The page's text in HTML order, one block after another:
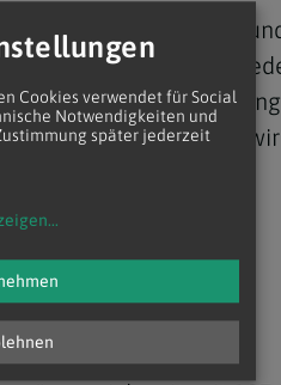
sind, Kinder haben
und im östlichen
und
sowie im
Cookies verwendet für Social
Notwendigkeiten und
später jederzeit
...